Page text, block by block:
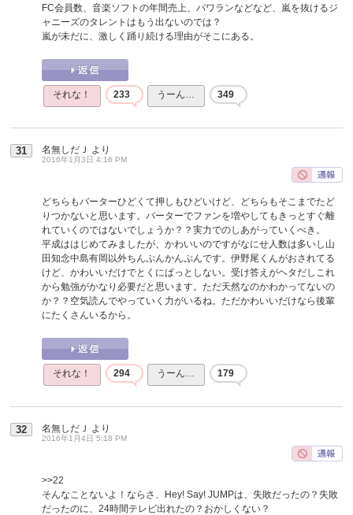
FC会員数、音楽ソフトの年間売上、パワランなどなど、嵐を抜けるジ
ャニーズのタレントはもう出ないのでは？
嵐が未だに、激しく踊り続ける理由がそこにある。
それな！ 233 うーん… 349
31 名無しだＪ より
2016年1月3日 4:16 PM
どちらもバーターひどくて押しもひどいけど、どちらもそこまでたど
りつかないと思います。バーターでファンを増やしてもきっとすぐ離
れていくのではないでしょうか？？実力でのしあがっていくべき。
平成ははじめてみましたが、かわいいのですがなにせ人数は多いし山
田知念中島有岡以外ちんぷんかんぷんです。伊野尾くんがおされてる
けど、かわいいだけでとくにぱっとしない。受け答えがヘタだしこれ
から勉強がかなり必要だと思います。ただ天然なのかわかってないの
か？？空気読んでやっていく力がいるね。ただかわいいだけなら後輩
にたくさんいるから。
それな！ 294 うーん… 179
32 名無しだＪ より
2016年1月4日 5:18 PM
>>22
そんなことないよ！ならさ、Hey! Say! JUMPは、失敗だったの？失敗
だったのに、24時間テレビ出れたの？おかしくない？